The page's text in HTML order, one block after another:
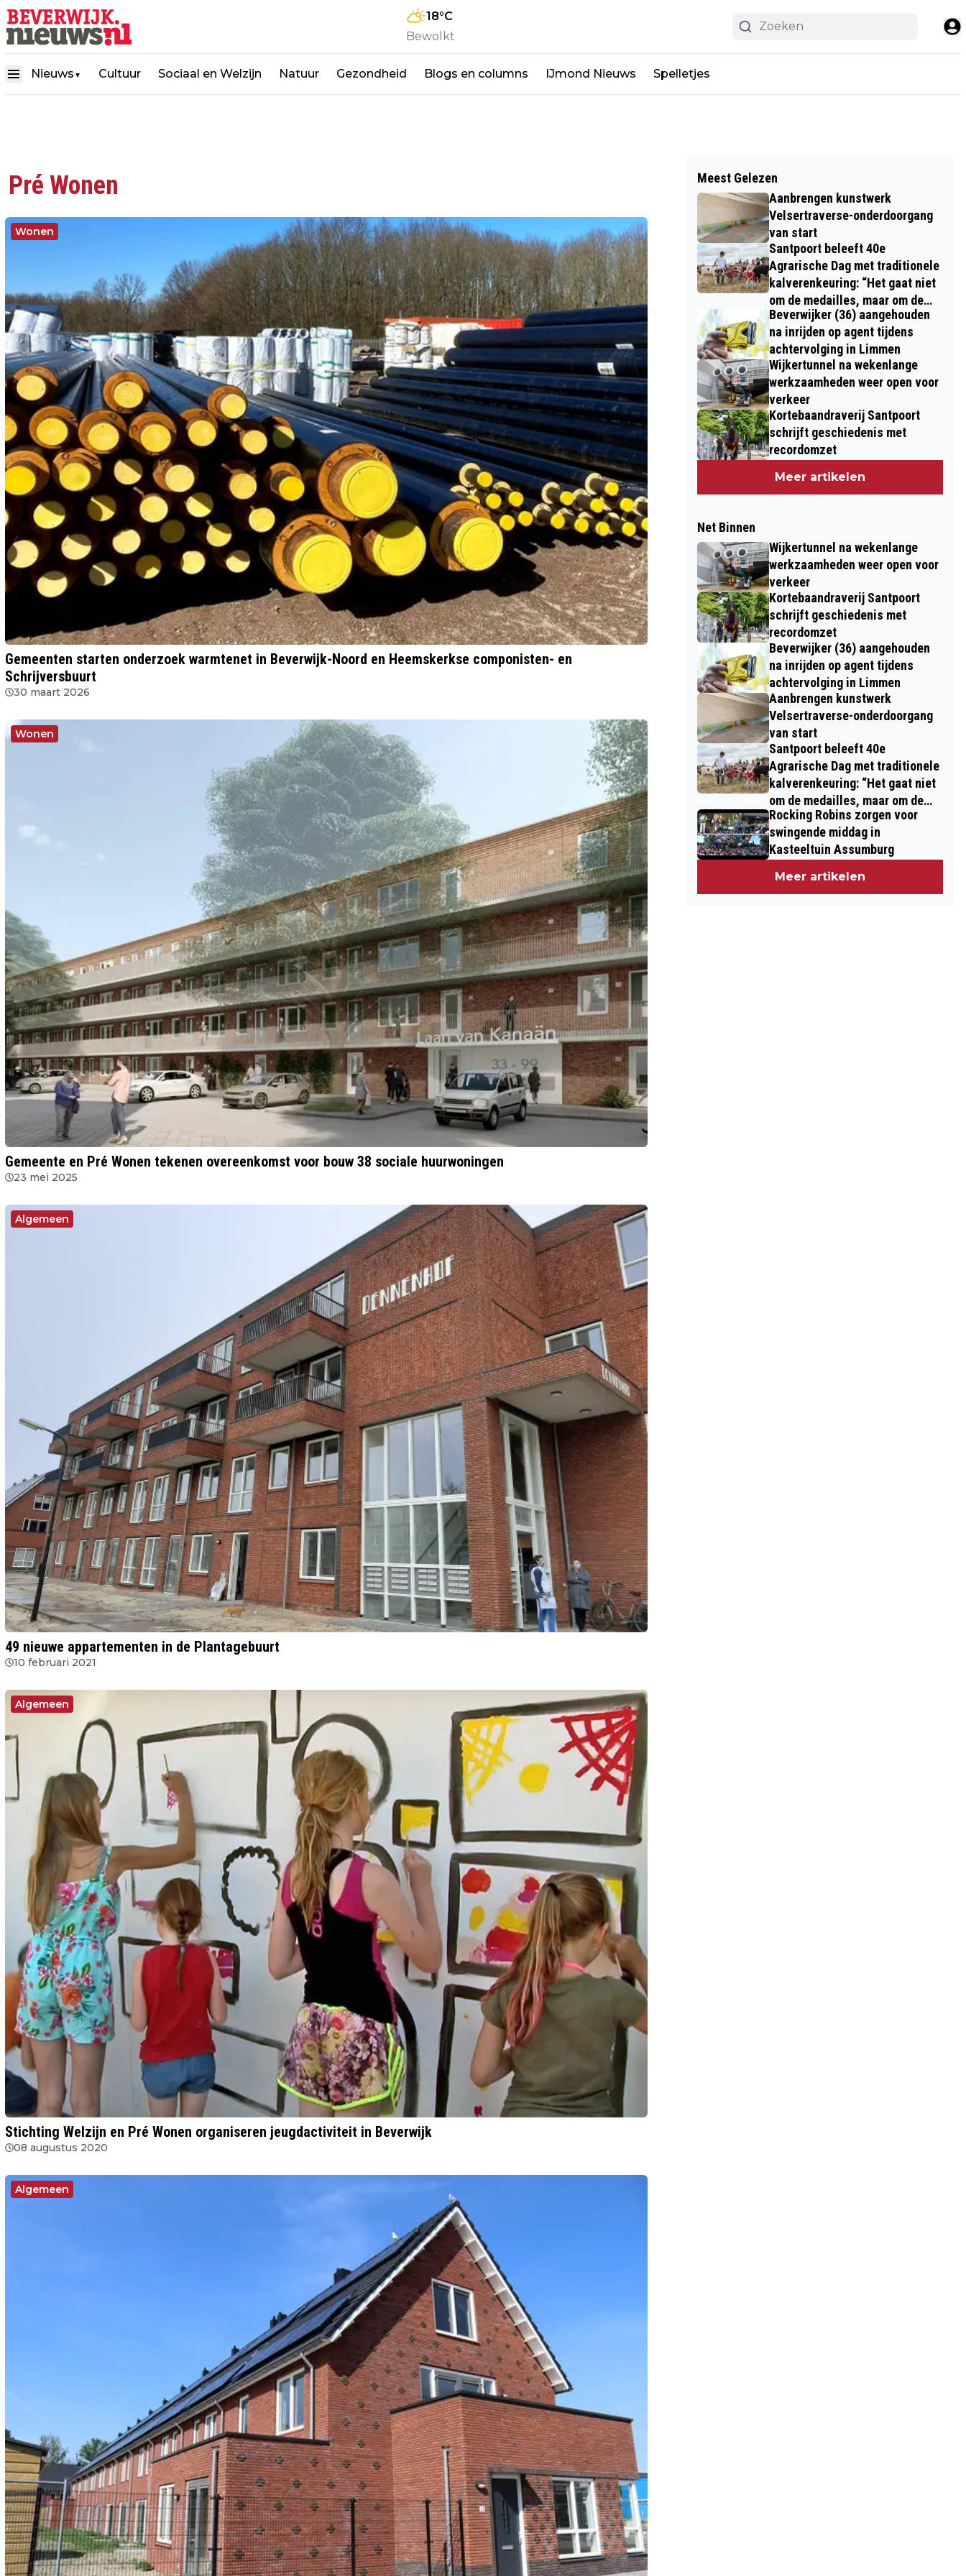
18°C
Bewolkt
Nieuws ▼ Cultuur Sociaal en Welzijn Natuur Gezondheid Blogs en columns IJmond Nieuws Spelletjes
Pré Wonen
Wonen
Gemeenten starten onderzoek warmtenet in Beverwijk-Noord en Heemskerkse componisten- en
Schrijversbuurt
30 maart 2026
Wonen
Gemeente en Pré Wonen tekenen overeenkomst voor bouw 38 sociale huurwoningen
23 mei 2025
Algemeen
49 nieuwe appartementen in de Plantagebuurt
10 februari 2021
Algemeen
Stichting Welzijn en Pré Wonen organiseren jeugdactiviteit in Beverwijk
08 augustus 2020
Algemeen
Meest Gelezen
Aanbrengen kunstwerk
Velsertraverse-onderdoorgang
van start
Santpoort beleeft 40e
Agrarische Dag met traditionele
kalverenkeuring: “Het gaat niet
om de medailles, maar om de
kinderen”
Beverwijker (36) aangehouden
na inrijden op agent tijdens
achtervolging in Limmen
Wijkertunnel na wekenlange
werkzaamheden weer open voor
verkeer
Kortebaandraverij Santpoort
schrijft geschiedenis met
recordomzet
Meer artikelen
Net Binnen
Wijkertunnel na wekenlange
werkzaamheden weer open voor
verkeer
Kortebaandraverij Santpoort
schrijft geschiedenis met
recordomzet
Beverwijker (36) aangehouden
na inrijden op agent tijdens
achtervolging in Limmen
Aanbrengen kunstwerk
Velsertraverse-onderdoorgang
van start
Santpoort beleeft 40e
Agrarische Dag met traditionele
kalverenkeuring: “Het gaat niet
om de medailles, maar om de
kinderen”
Rocking Robins zorgen voor
swingende middag in
Kasteeltuin Assumburg
Meer artikelen